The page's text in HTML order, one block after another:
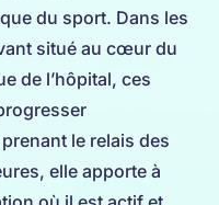
du sport. Dans les
situé au cœur du
de l’hôpital, ces
le relais des
elle apporte à